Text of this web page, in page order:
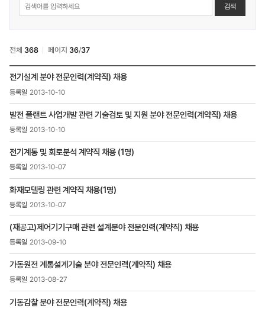
채용정보
>
채용공고
검색
전체 368 페이지 36/37
인재채용
>
채용정보
>
채용공고
목록
번호,
등록일
첨부파일
,
조회수
전기설계 분야 전문인력(계약직) 채용
2013-10-10
발전 플랜트 사업개발 관련 기술검토 및 지원 분야 전문인력(계약직) 채용
2013-10-10
전기계통 및 회로분석 계약직 채용 (1명)
2013-10-07
화재모델링 관련 계약직 채용(1명)
2013-10-07
(재공고)제어기기구매 관련 설계분야 전문인력(계약직) 채용
2013-09-10
가동원전 계통설계기술 분야 전문인력(계약직) 채용
2013-08-27
기동감찰 분야 전문인력(계약직) 채용